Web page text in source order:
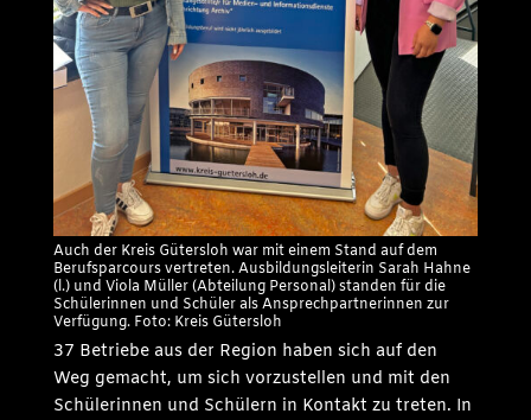
Auch der Kreis Gütersloh war mit einem Stand auf dem
Berufsparcours vertreten. Ausbildungsleiterin Sarah Hahne
(l.) und Viola Müller (Abteilung Personal) standen für die
Schülerinnen und Schüler als Ansprechpartnerinnen zur
Verfügung. Foto: Kreis Gütersloh
37 Betriebe aus der Region haben sich auf den
Weg gemacht, um sich vorzustellen und mit den
Schülerinnen und Schülern in Kontakt zu treten. In